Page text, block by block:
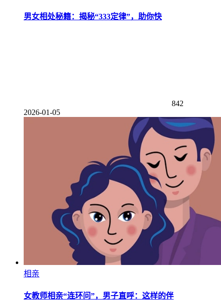
男女相处秘籍：揭秘“333定律”，助你快
842
2026-01-05
相亲
女教师相亲“连环问”，男子直呼：这样的伴